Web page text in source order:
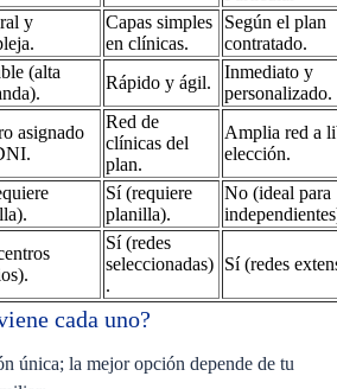
y
Capas simples
en clínicas.
Según el plan
contratado.
(alta
Rápido y ágil.
Inmediato y
personalizado.
asignado
Red de
clínicas del
plan.
Amplia red a
elección.
Sí (requiere
planilla).
No (ideal para
Sí (redes
seleccionadas)
.
Sí (redes
cada uno?
única; la mejor opción depende de tu